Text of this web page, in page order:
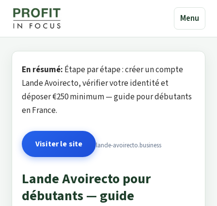
Menu
En résumé: Étape par étape : créer un compte
Lande Avoirecto, vérifier votre identité et
déposer €250 minimum — guide pour débutants
en France.
Visiter le site lande-avoirecto.business
Lande Avoirecto pour
débutants — guide